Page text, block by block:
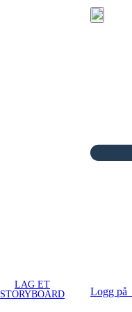
LAG ET
STORYBOARD
Logg på